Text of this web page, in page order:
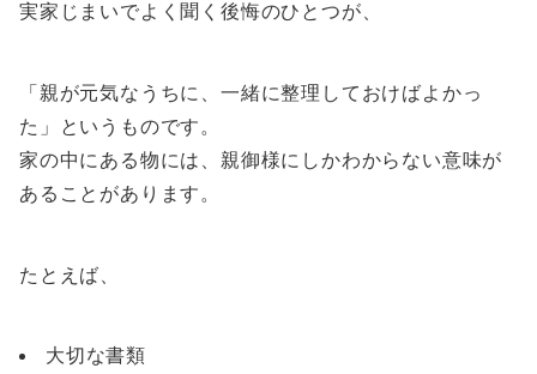
実家じまいでよく聞く後悔のひとつが、
「親が元気なうちに、一緒に整理しておけばよかっ
た」というものです。
家の中にある物には、親御様にしかわからない意味が
あることがあります。
たとえば、
大切な書類